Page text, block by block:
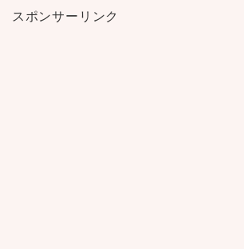
スポンサーリンク